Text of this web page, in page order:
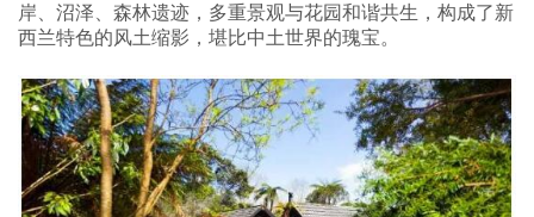
岸、沼泽、森林遗迹，多重景观与花园和谐共生，构成了新
西兰特色的风土缩影，堪比中土世界的瑰宝。